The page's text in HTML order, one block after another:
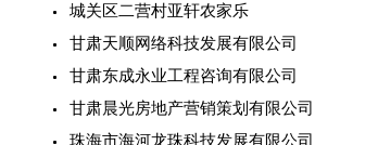
城关区二营村亚轩农家乐
甘肃天顺网络科技发展有限公司
甘肃东成永业工程咨询有限公司
甘肃晨光房地产营销策划有限公司
珠海市海河龙珠科技发展有限公司